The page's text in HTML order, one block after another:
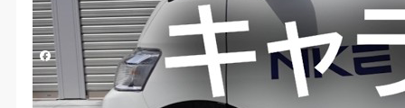
投稿日時 2026/04/28 11:21 更新日時2026/08/06 09:24
シェアする
NKE株式会社